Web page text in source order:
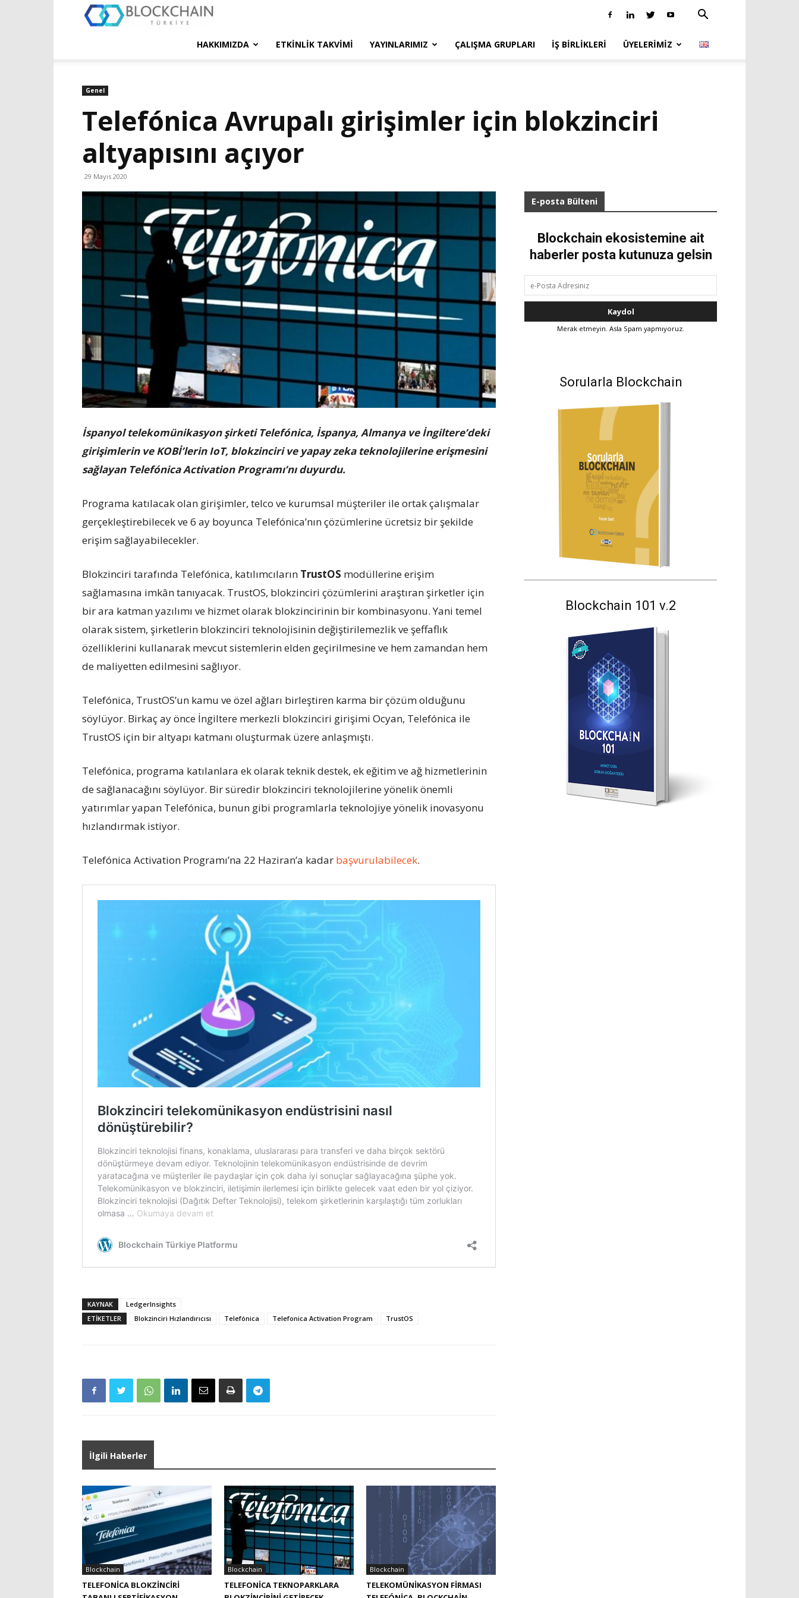
Türkiye
HAKKIMIZDA ETKINLIK TAKVIMI YAYINLARIMIZ ÇALIŞMA GRUPLARI İŞ BIRLIKLERI ÜYELERIMIZ
Genel
Telefónica Avrupalı girişimler için blokzinciri
altyapısını açıyor
29 Mayıs 2020
İspanyol telekomünikasyon şirketi Telefónica, İspanya, Almanya ve İngiltere’deki
girişimlerin ve KOBİ’lerin IoT, blokzinciri ve yapay zeka teknolojilerine erişmesini
sağlayan Telefónica Activation Programı’nı duyurdu.
Programa katılacak olan girişimler, telco ve kurumsal müşteriler ile ortak çalışmalar
gerçekleştirebilecek ve 6 ay boyunca Telefónica’nın çözümlerine ücretsiz bir şekilde
erişim sağlayabilecekler.
Blokzinciri tarafında Telefónica, katılımcıların TrustOS modüllerine erişim
sağlamasına imkân tanıyacak. TrustOS, blokzinciri çözümlerini araştıran şirketler için
bir ara katman yazılımı ve hizmet olarak blokzincirinin bir kombinasyonu. Yani temel
olarak sistem, şirketlerin blokzinciri teknolojisinin değiştirilemezlik ve şeffaflık
özelliklerini kullanarak mevcut sistemlerin elden geçirilmesine ve hem zamandan hem
de maliyetten edilmesini sağlıyor.
Telefónica, TrustOS’un kamu ve özel ağları birleştiren karma bir çözüm olduğunu
söylüyor. Birkaç ay önce İngiltere merkezli blokzinciri girişimi Ocyan, Telefónica ile
TrustOS için bir altyapı katmanı oluşturmak üzere anlaşmıştı.
Telefónica, programa katılanlara ek olarak teknik destek, ek eğitim ve ağ hizmetlerinin
de sağlanacağını söylüyor. Bir süredir blokzinciri teknolojilerine yönelik önemli
yatırımlar yapan Telefónica, bunun gibi programlarla teknolojiye yönelik inovasyonu
hızlandırmak istiyor.
Telefónica Activation Programı’na 22 Haziran’a kadar başvurulabilecek.
KAYNAK
LedgerInsights
ETIKETLER
Blokzinciri Hızlandırıcısı Telefónica Telefonica Activation Program TrustOS
İlgili Haberler
Blockchain
TELEFONICA BLOKZINCIRI
Blockchain
TELEFONICA TEKNOPARKLARA
Blockchain
TELEKOMÜNIKASYON FIRMASI
E-posta Bülteni
Blockchain ekosistemine ait
haberler posta kutunuza gelsin
Merak etmeyin. Asla Spam yapmıyoruz.
Sorularla Blockchain
Blockchain 101 v.2